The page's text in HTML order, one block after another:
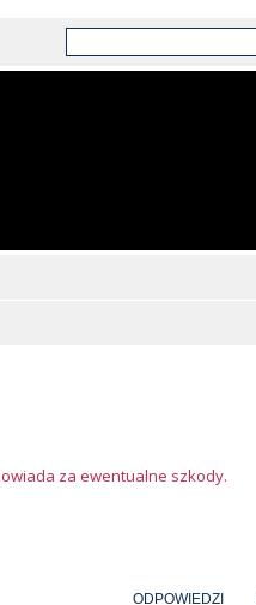
za ewentualne szkody.
ODPOWIEDZI